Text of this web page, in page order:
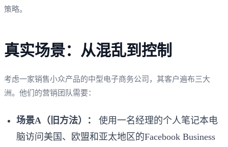
策略。
真实场景：从混乱到控制
考虑一家销售小众产品的中型电子商务公司，其客户遍布三大
洲。他们的营销团队需要：
场景A（旧方法）：
使用一名经理的个人笔记本电
脑访问美国、欧盟和亚太地区的Facebook Business